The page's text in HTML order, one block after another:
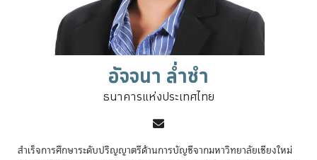
อัจจนา ล่ำซำ
ธนาคารแห่งประเทศไทย
สำเร็จการศึกษาระดับปริญญาตรีด้านการบัญชีจากมหาวิทยาลัยเชียงใหม่